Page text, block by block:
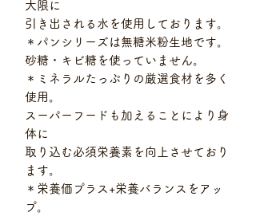
大限に
引き出される水を使用しております。
＊パンシリーズは無糖米粉生地です。
砂糖・キビ糖を使っていません。
＊ミネラルたっぷりの厳選食材を多く
使用。
スーパーフードも加えることにより身
体に
取り込む必須栄養素を向上させており
ます。
＊栄養価プラス+栄養バランスをアッ
プ。